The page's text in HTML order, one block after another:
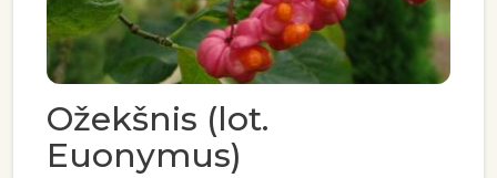
Ožekšnis (lot.
Euonymus)